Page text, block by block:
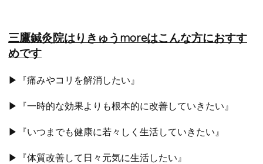
三鷹鍼灸院はりきゅうmoreはこんな方におすす
めです
▶『痛みやコリを解消したい』
▶『一時的な効果よりも根本的に改善していきたい』
▶『いつまでも健康に若々しく生活していきたい』
▶『体質改善して日々元気に生活したい』